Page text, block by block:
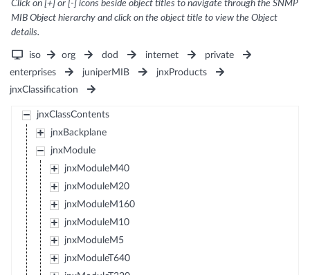
Click on [+] or [-] icons beside object titles to navigate through the SNMP
MIB Object hierarchy and click on the object title to view the Object
details.
iso org dod internet
private
enterprises
juniperMIB
jnxProducts
jnxClassification
jnxClassContents
jnxBackplane
jnxModule
jnxModuleM40
jnxModuleM20
jnxModuleM160
jnxModuleM10
jnxModuleM5
jnxModuleT640